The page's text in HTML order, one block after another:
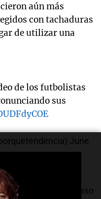
aún más
con tachaduras
de utilizar una
de los futbolistas
sus
June
Leandro Paredes
En el caso